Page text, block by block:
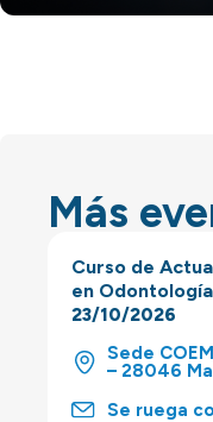
Más
Curso de
en
23/10/2026
Sede
– 28046
Se ruega